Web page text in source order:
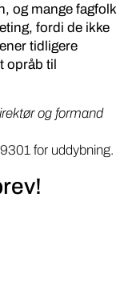
og mange fagfolk
fordi de ikke
tidligere
opråb til
og formand
for uddybning.